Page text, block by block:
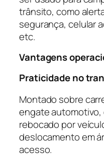
trânsito, como
segurança, celular
etc.
Vantagens
Praticidade no
Montado sobre
engate automotivo,
rebocado por
deslocamento em
acesso.